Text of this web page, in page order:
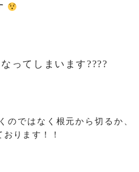
ってしまいます????
のではなく根元から切るか、
ります！！